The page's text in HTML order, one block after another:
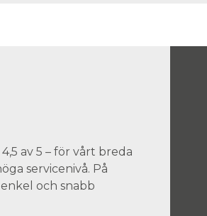
av 5 – för vårt breda
servicenivå. På
och snabb